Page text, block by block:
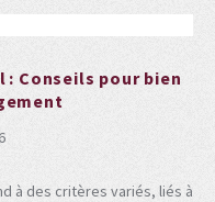
: Conseils pour bien
à des critères variés, liés à